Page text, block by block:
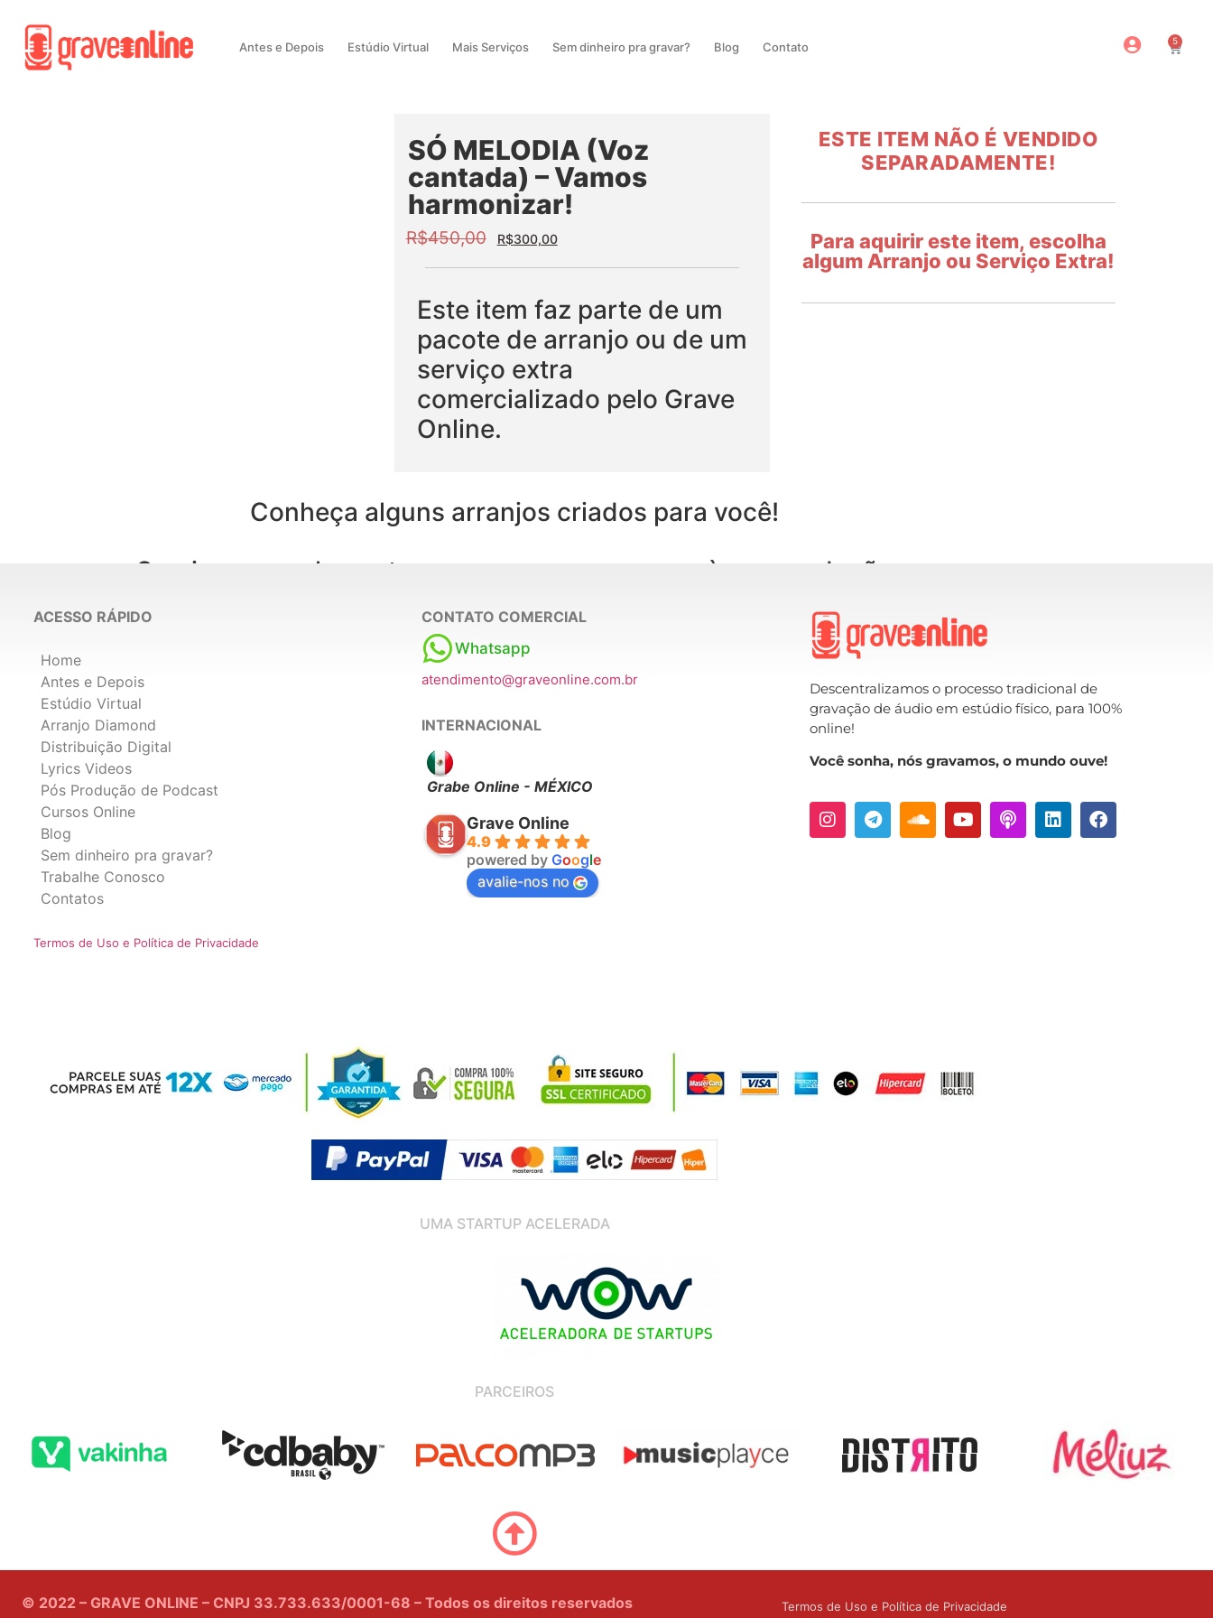
Antes e Depois Estúdio Virtual Mais Serviços Sem dinheiro pra gravar? Blog Contato 5
SÓ MELODIA (Voz
cantada) – Vamos
harmonizar!
R$450,00 R$300,00
Este item faz parte de um
pacote de arranjo ou de um
serviço extra
comercializado pelo Grave
Online.
ESTE ITEM NÃO É VENDIDO
SEPARADAMENTE!
Para aquirir este item, escolha
algum Arranjo ou Serviço Extra!
Conheça alguns arranjos criados para você!
Serviços complementares que possam agregar à sua produção
ACESSO RÁPIDO
Home
Antes e Depois
Estúdio Virtual
Arranjo Diamond
Distribuição Digital
Lyrics Videos
Pós Produção de Podcast
Cursos Online
Blog
Sem dinheiro pra gravar?
Trabalhe Conosco
Contatos
Termos de Uso e Política de Privacidade
CONTATO COMERCIAL
Whatsapp
atendimento@graveonline.com.br
INTERNACIONAL
Grabe Online - MÉXICO
Grave Online
4.9
powered by Google
avalie-nos no
Descentralizamos o processo tradicional de
gravação de áudio em estúdio físico, para 100%
online!
Você sonha, nós gravamos, o mundo ouve!
UMA STARTUP ACELERADA
PARCEIROS
© 2022 – GRAVE ONLINE – CNPJ 33.733.633/0001-68 – Todos os direitos reservados Termos de Uso e Política de Privacidade